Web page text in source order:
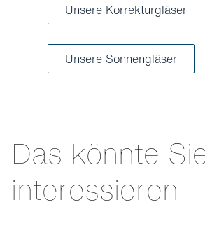
Unsere Korrekturgläser
Unsere Sonnengläser
Das könnte
interessieren